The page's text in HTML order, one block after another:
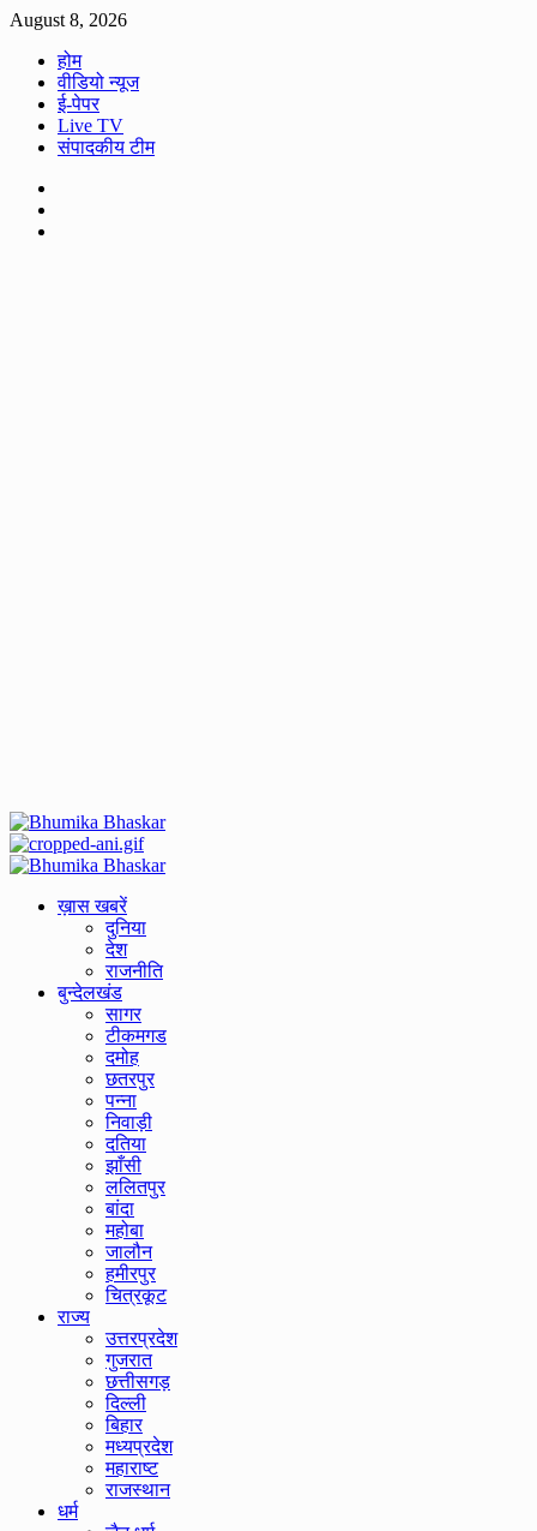
Skip
content
August 8, 2026
होम
वीडियो न्यूज
ई-पेपर
Live TV
संपादकीय टीम
Primary
ख़ास खबरें
दुनिया
देश
राजनीति
बुन्देलखंड
सागर
टीकमगड
दमोह
छतरपुर
पन्ना
निवाड़ी
दतिया
झाँसी
ललितपुर
बांदा
महोबा
जालौन
हमीरपुर
चित्रकूट
राज्य
उत्तरप्रदेश
गुजरात
छत्तीसगड़
दिल्ली
बिहार
मध्यप्रदेश
महाराष्ट
राजस्थान
धर्म